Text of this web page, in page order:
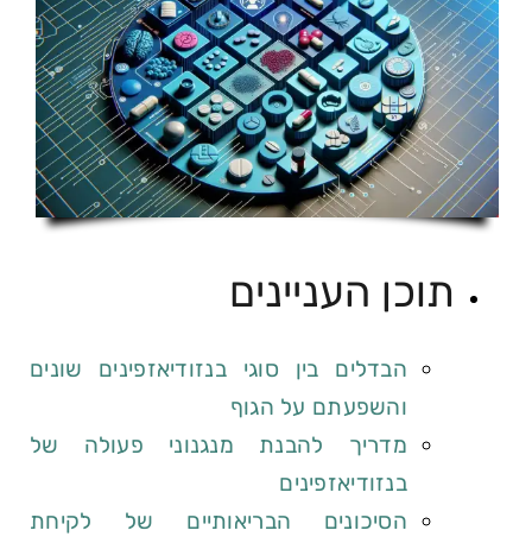
תוכן העניינים
הבדלים בין סוגי בנזודיאזפינים שונים
והשפעתם על הגוף
מדריך להבנת מנגנוני פעולה של
בנזודיאזפינים
הסיכונים הבריאותיים של לקיחת